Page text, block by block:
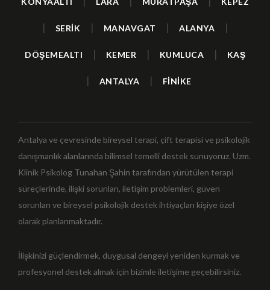
SERİK MANAVGAT ALANYA
DÖŞEMEALTI KEMER KUMLUCA KAŞ
ANTALYA FİNİKE
Antalya ve çevresinde bireysel terapi, çift terapisi ve psikolojik
danışmanlık alanlarında bilimsel temelli destek sunuyoruz. Uzm.
Klinik Psikolog Tunahan Şahin tarafından yürütülen terapi
süreçlerinde, ilişki sorunları, iletişim problemleri, güven
sorunları ve bireysel psikolojik destek ihtiyaçları kişiye özel
olarak planlanmaktadır.
İlişkinizi güçlendirmek, duygusal dengeyi yeniden kurmak ve
profesyonel destek almak için bizimle iletişime geçebilirsiniz.